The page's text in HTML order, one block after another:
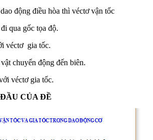
động điều hòa thì véctơ vận tốc
qua gốc tọa độ.
véctơ gia tốc.
chuyển động đến biên.
véctơ gia tốc.
CỦA ĐỀ